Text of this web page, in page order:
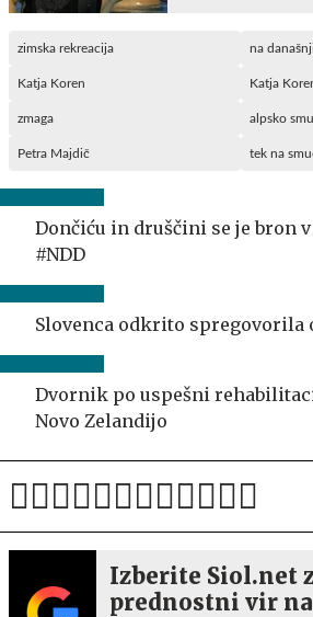
zimska rekreacija na
Katja Koren Katja
zmaga alpsko
Petra Majdič tek na
Dončiću in druščini se je bron
#NDD
Slovenca odkrito spregovorila
Dvornik po uspešni
Novo Zelandijo
Izberite Siol.net
prednostni vir